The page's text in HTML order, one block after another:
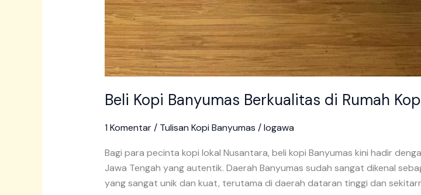
Beli Kopi Banyumas Berkualitas di Rumah
1 Komentar / Tulisan Kopi Banyumas /logawa
Bagi para pecinta kopi lokal Nusantara, beli kopi Banyumas kini hadir
Jawa Tengah yang autentik. Daerah Banyumas sudah sangat dikenal
yang sangat unik dan kuat, terutama di daerah dataran tinggi dan